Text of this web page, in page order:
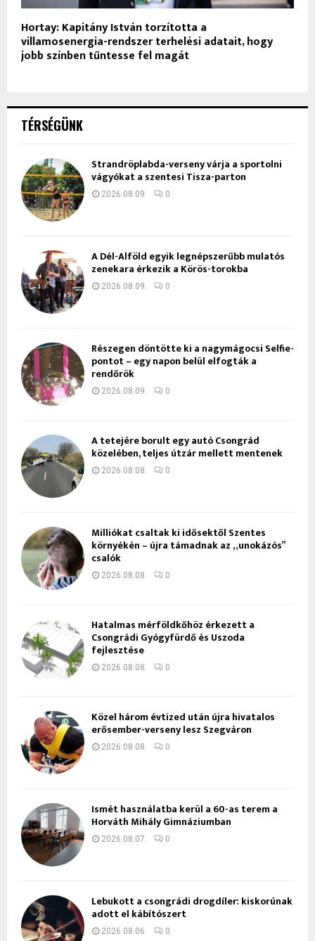
Hortay: Kapitány István torzította a
villamosenergia-rendszer terhelési adatait, hogy
jobb színben tűntesse fel magát
TÉRSÉGÜNK
Strandröplabda-verseny várja a sportolni
vágyókat a szentesi Tisza-parton
2026.08.09. 0
A Dél-Alföld egyik legnépszerűbb mulatós
zenekara érkezik a Körös-torokba
2026.08.09. 0
Részegen döntötte ki a nagymágocsi Selfie-
pontot – egy napon belül elfogták a
rendőrök
2026.08.09. 0
A tetejére borult egy autó Csongrád
közelében, teljes útzár mellett mentenek
2026.08.08. 0
Milliókat csaltak ki idősektől Szentes
környékén – újra támadnak az „unokázós”
csalók
2026.08.08. 0
Hatalmas mérföldkőhöz érkezett a
Csongrádi Gyógyfürdő és Uszoda
fejlesztése
2026.08.08. 0
Közel három évtized után újra hivatalos
erősember-verseny lesz Szegváron
2026.08.08. 0
Ismét használatba kerül a 60-as terem a
Horváth Mihály Gimnáziumban
2026.08.07. 0
Lebukott a csongrádi drogdíler: kiskorúnak
adott el kábítószert
2026.08.06. 0